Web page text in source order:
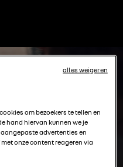
om bezoekers te tellen en
hand hiervan kunnen we je
advertenties en
onze content reageren via
alles weigeren